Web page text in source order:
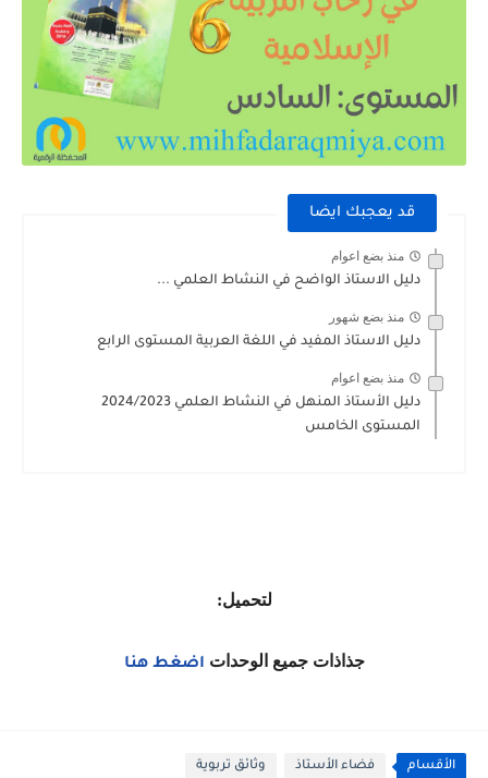
قد يعجبك ايضا
منذ بضع اعوام
دليل الاستاذ الواضح في النشاط العلمي ...
منذ بضع شهور
دليل الاستاذ المفيد في اللغة العربية المستوى الرابع
منذ بضع اعوام
دليل الأستاذ المنهل في النشاط العلمي 2024/2023
المستوى الخامس
لتحميل:
جذاذات جميع الوحدات اضغط هنا
الأقسام فضاء الأستاذ وثائق تربوية